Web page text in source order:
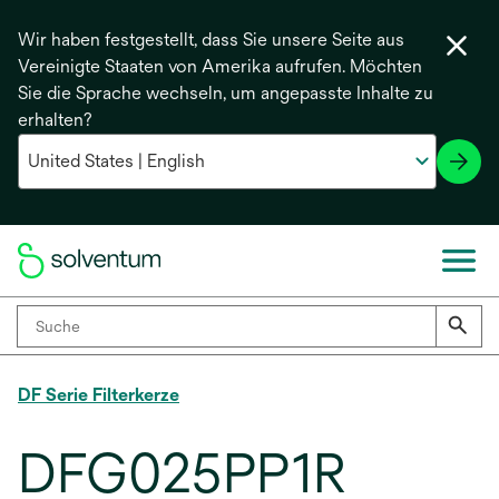
Wir haben festgestellt, dass Sie unsere Seite aus
Vereinigte Staaten von Amerika aufrufen. Möchten
Sie die Sprache wechseln, um angepasste Inhalte zu
erhalten?
DF Serie Filterkerze
DFG025PP1R